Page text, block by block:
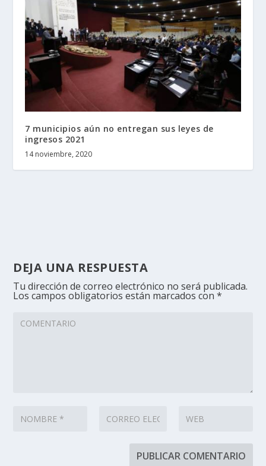
7 municipios aún no entregan sus leyes de
ingresos 2021
14 noviembre, 2020
DEJA UNA RESPUESTA
Tu dirección de correo electrónico no será publicada.
Los campos obligatorios están marcados con*